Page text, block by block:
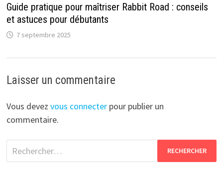
Guide pratique pour maîtriser Rabbit Road : conseils
et astuces pour débutants
7 septembre 2025
Laisser un commentaire
Vous devez vous connecterpour publier un
commentaire.
Rechercher :